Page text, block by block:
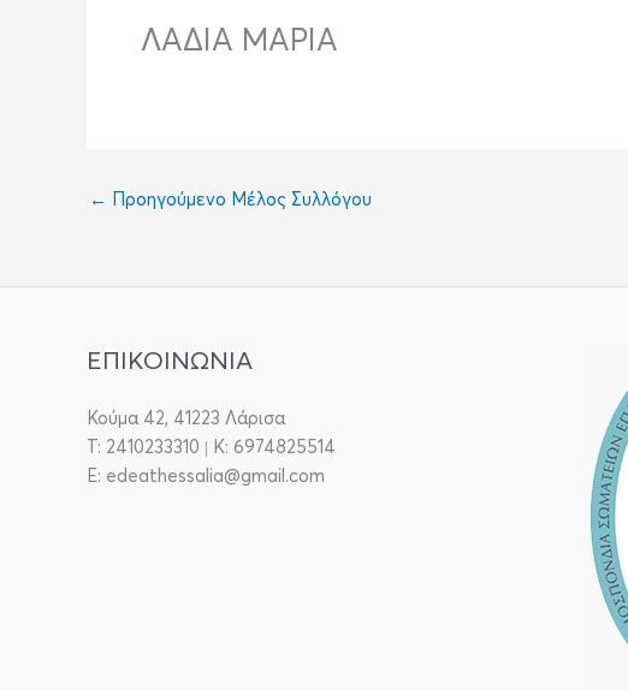
ΛΑΔΙΑ ΜΑΡΙΑ
← Προηγούμενο Μέλος Συλλόγου
ΕΠΙΚΟΙΝΩΝΙΑ
Κούμα 42, 41223 Λάρισα
T: 2410233310 | Κ: 6974825514
E: edeathessalia@gmail.com